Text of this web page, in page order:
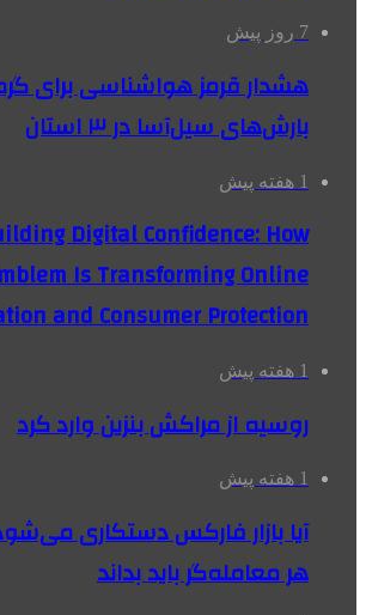
7 روز پیش
بارش‌های سیل‌آسا در ۳ استان
1 هفته پیش
Digital Confidence: How
Is Transforming Online
and Consumer Protection
1 هفته پیش
روسیه از مراکش بنزین وارد کرد
1 هفته پیش
آیا بازار فارکس دستکاری
هر معامله‌گر باید بداند